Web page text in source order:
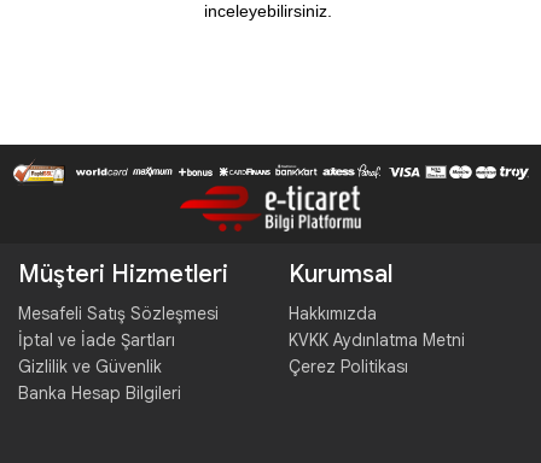
inceleyebilirsiniz.
Müşteri Hizmetleri
Mesafeli Satış Sözleşmesi
İptal ve İade Şartları
Gizlilik ve Güvenlik
Banka Hesap Bilgileri
Kurumsal
Hakkımızda
KVKK Aydınlatma Metni
Çerez Politikası